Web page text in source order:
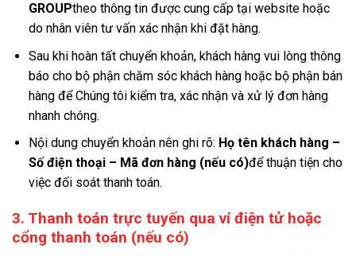
GROUPtheo thông tin được cung cấp tại website hoặc
do nhân viên tư vấn xác nhận khi đặt hàng.
Sau khi hoàn tất chuyển khoản, khách hàng vui lòng thông
báo cho bộ phận chăm sóc khách hàng hoặc bộ phận bán
hàng để Chúng tôi kiểm tra, xác nhận và xử lý đơn hàng
nhanh chóng.
Nội dung chuyển khoản nên ghi rõ: Họ tên khách hàng –
Số điện thoại – Mã đơn hàng (nếu có)để thuận tiện cho
việc đối soát thanh toán.
3. Thanh toán trực tuyến qua ví điện tử hoặc
cổng thanh toán (nếu có)